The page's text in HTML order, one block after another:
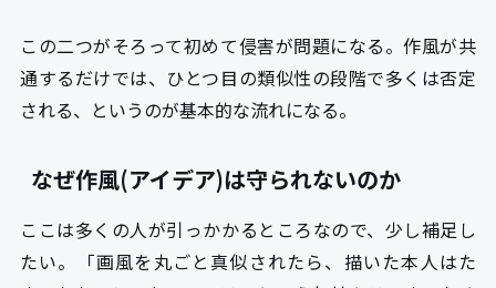
この二つがそろって初めて侵害が問題になる。作風が共
通するだけでは、ひとつ目の類似性の段階で多くは否定
される、というのが基本的な流れになる。
なぜ作風(アイデア)は守られないのか
ここは多くの人が引っかかるところなので、少し補足し
たい。「画風を丸ごと真似されたら、描いた本人はた